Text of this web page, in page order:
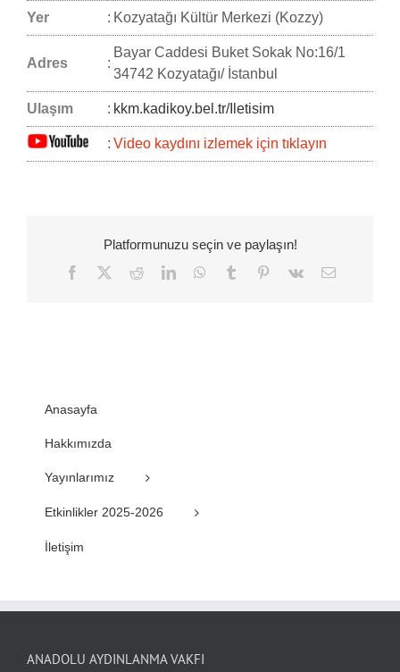
Yer : Kozyatağı Kültür Merkezi (Kozzy)
Adres :
Bayar Caddesi Buket Sokak No:16/1
34742 Kozyatağı/ İstanbul
Ulaşım : kkm.kadikoy.bel.tr/Iletisim
: Video kaydını izlemek için tıklayın
Platformunuzu seçin ve paylaşın!
Facebook
TwitterRedditLinkedInWhatsApp
Tumblr Pinterest
Vk
E-
Anasayfa
Hakkımızda
Yayınlarımız
Etkinlikler 2025-2026
İletişim
ANADOLU AYDINLANMA VAKFI